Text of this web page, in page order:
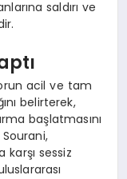
saldırı ve
acil ve tam
belirterek,
başlatmasını
karşı sessiz